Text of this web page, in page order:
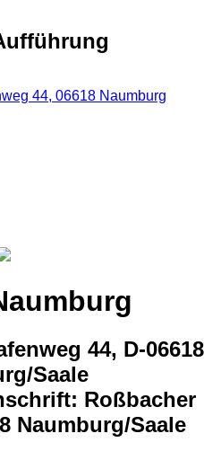
44, 06618 Naumburg
44, D-06618
Saale
Roßbacher
Naumburg/Saale